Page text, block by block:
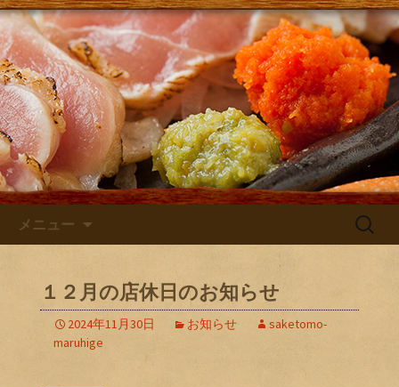
さけともまるひげブログ
大阪・庄内にある居酒屋「さけともま
るひげ」の店主が主に日本酒のン入荷
やお店のお知らせを発信するブログで
す！
メニュー
検
１２月の店休日のお知らせ
2024年11月30日 お知らせ
saketomo-
maruhige